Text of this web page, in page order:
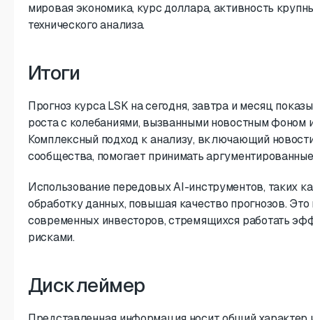
мировая экономика, курс доллара, активность
технического анализа.
Итоги
Прогноз курса LSK на сегодня, завтра и месяц
роста с колебаниями, вызванными новостным фоном
Комплексный подход к анализу, включающий
сообщества, помогает принимать
Использование передовых AI-инструментов, таких
обработку данных, повышая качество прогнозов.
современных инвесторов, стремящихся работать
рисками.
Дисклеймер